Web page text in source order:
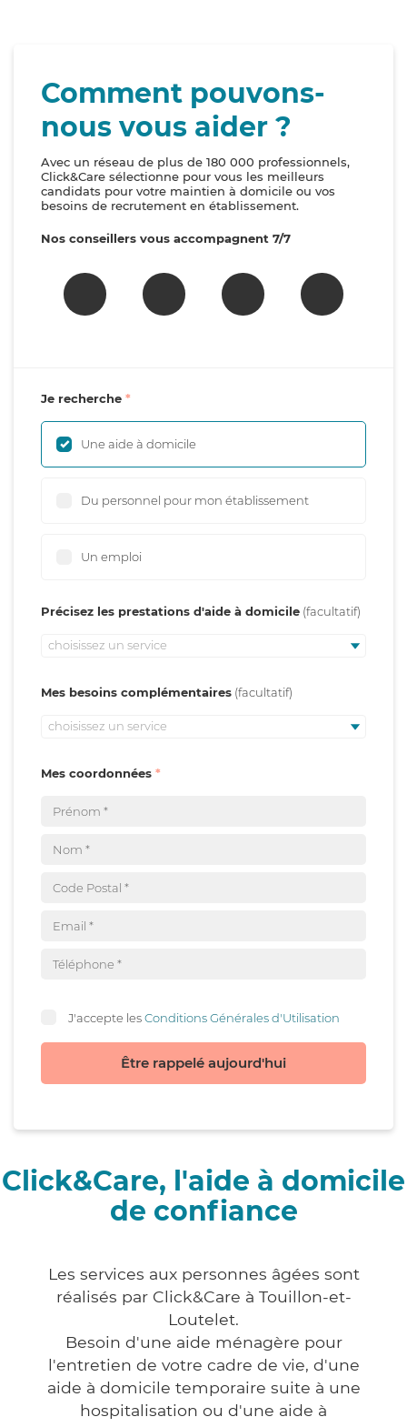
Comment pouvons-
nous vous aider ?
Avec un réseau de plus de 180 000 professionnels,
Click&Care sélectionne pour vous les meilleurs
candidats pour votre maintien à domicile ou vos
besoins de recrutement en établissement.
Nos conseillers vous accompagnent 7/7
Je recherche
Une aide à domicile
Du personnel pour mon établissement
Un emploi
Précisez les prestations d'aide à domicile
choisissez un service
Mes besoins complémentaires
choisissez un service
Mes coordonnées
J'accepte lesConditions Générales d'Utilisation
Être rappelé aujourd'hui
Click&Care, l'aide à domicile
de confiance
Les services aux personnes âgées sont
réalisés par Click&Care à Touillon-et-
Loutelet.
Besoin d'une aide ménagère pour
l'entretien de votre cadre de vie, d'une
aide à domicile temporaire suite à une
hospitalisation ou d'une aide à